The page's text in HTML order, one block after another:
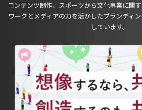
コンテンツ制作、スポーツから文化事業に関
ワークとメディアの力を活かしたブランディ
しています。